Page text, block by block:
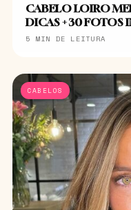
CABELO LOIRO
DICAS + 30 FOTOS
5 MIN DE LEITURA
CABELOS